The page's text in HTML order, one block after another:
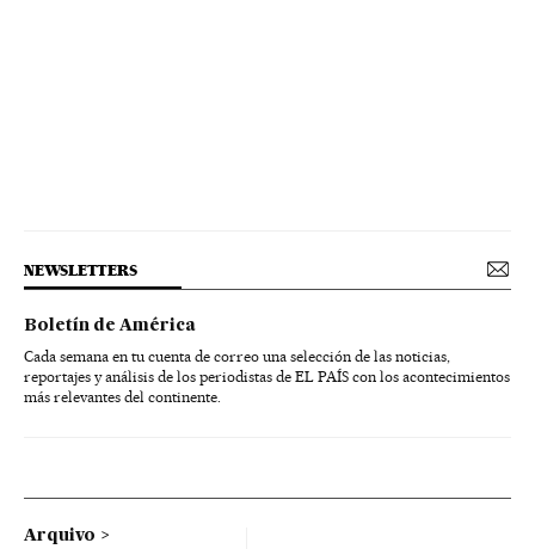
NEWSLETTERS
Boletín de América
Cada semana en tu cuenta de correo una selección de las noticias,
reportajes y análisis de los periodistas de EL PAÍS con los acontecimientos
más relevantes del continente.
Arquivo